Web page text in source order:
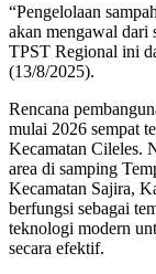
“Pengelolaan
akan mengawal dari
TPST Regional ini
(13/8/2025).
Rencana
mulai 2026 sempat
Kecamatan Cileles.
area di samping
Kecamatan Sajira,
berfungsi sebagai
teknologi modern
secara efektif.